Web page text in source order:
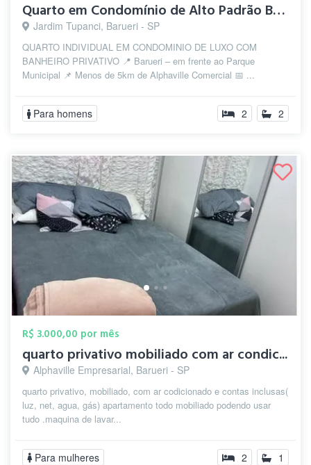
Quarto em Condomínio de Alto Padrão Baru...
Jardim Tupanci, Barueri - SP
QUARTO INDIVIDUAL EM CONDOMINIO DE LUXO COM
BANHEIRO PRIVATIVO 📍 Barueri – em frente ao Parque
Municipal 📌 Menos de 5km de Alphaville Comercial 📅 ...
Para homens 2 2
R$ 3.000,00 por mês
quarto privativo mobiliado com ar condic...
Alphaville Empresarial, Barueri - SP
quarto privativo, mobiliado, com ar codicionado e contas inclusas(
luz, net, agua, gás) apartamento todo mobiliado podendo usar
tudo .maquina de lavar...
Para mulheres 2 1